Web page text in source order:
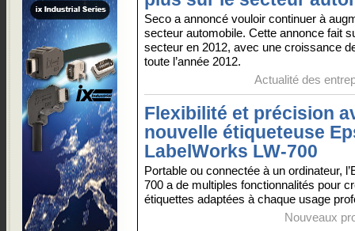
Seco a annoncé vouloir continuer à
secteur automobile. Cette annonce fait
secteur en 2012, avec une croissance
toute l’année 2012.
Actualité des
Flexibilité et précision
nouvelle étiqueteuse
LabelWorks LW-700
Portable ou connectée à un ordinateur,
700 a de multiples fonctionnalités pour
étiquettes adaptées à chaque usage
Nouveaux